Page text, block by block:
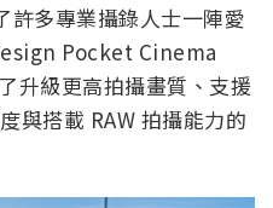
許多專業攝錄人士一陣愛
Pocket Cinema
升級更高拍攝畫質、支援
與搭載 RAW 拍攝能力的